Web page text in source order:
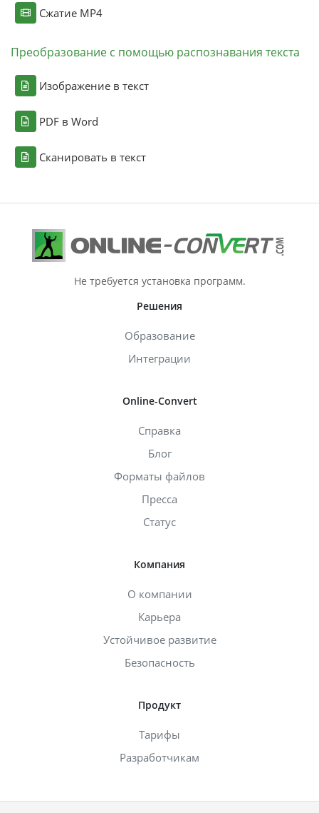
Сжатие MP4
Преобразование с помощью распознавания текста
Изображение в текст
PDF в Word
Сканировать в текст
Не требуется установка программ.
Решения
Образование
Интеграции
Online-Convert
Справка
Блог
Форматы файлов
Пресса
Статус
Компания
О компании
Карьера
Устойчивое развитие
Безопасность
Продукт
Тарифы
Разработчикам